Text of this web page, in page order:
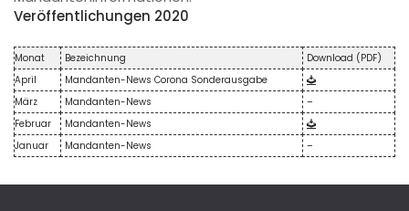
Veröffentlichungen 2020
Monat Bezeichnung
Download (PDF)
April
Mandanten-News Corona Sonderausgabe
März
Mandanten-News
–
Februar
Mandanten-News
Januar
Mandanten-News –